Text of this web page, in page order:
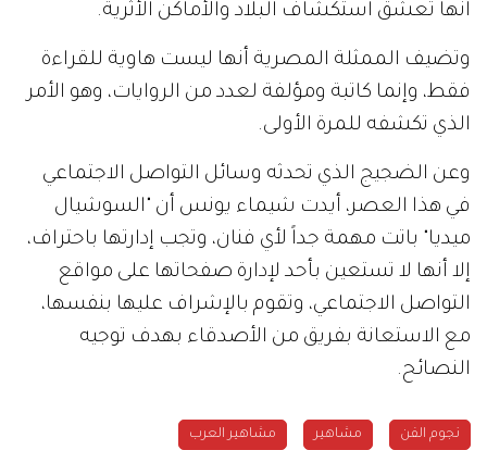
أنها تعشق استكشاف البلاد والأماكن الأثرية.
وتضيف الممثلة المصرية أنها ليست هاوية للقراءة
فقط، وإنما كاتبة ومؤلفة لعدد من الروايات، وهو الأمر
الذي تكشفه للمرة الأولى.
وعن الضجيج الذي تحدثه وسائل التواصل الاجتماعي
في هذا العصر، أيدت شيماء يونس أن "السوشيال
ميديا" باتت مهمة جداً لأي فنان، وتجب إدارتها باحتراف،
إلا أنها لا تستعين بأحد لإدارة صفحاتها على مواقع
التواصل الاجتماعي، وتقوم بالإشراف عليها بنفسها،
مع الاستعانة بفريق من الأصدقاء بهدف توجيه
النصائح.
نجوم الفن مشاهير مشاهير العرب